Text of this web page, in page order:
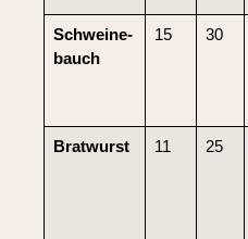
Schweine­
bauch
15 30
Brat­wurst 11 25